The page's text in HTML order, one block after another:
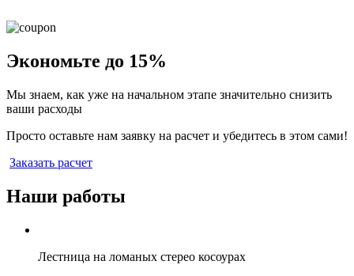
Экономьте до 15%
Мы знаем, как уже на начальном этапе значительно снизить
ваши расходы
Просто оставьте нам заявку на расчет и убедитесь в этом сами!
Заказать расчет
Наши работы
Лестница на ломаных стерео косоурах